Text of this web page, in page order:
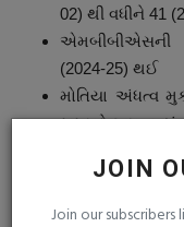
JOIN
Join our
02) થી વધીને 41
એમબીબીએસની
(2024-25) થઈ
મોતિયા અંધત્વ
સરકારે અપનાવ્યું
આભા (ABHA)
સેવાઓને સક્ષમ
સુનિશ્વિત કરે છે.